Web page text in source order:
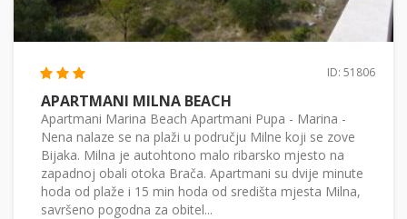
ID: 51806
APARTMANI MILNA BEACH
Apartmani Marina Beach Apartmani Pupa - Marina -
Nena nalaze se na plaži u području Milne koji se zove
Bijaka. Milna je autohtono malo ribarsko mjesto na
zapadnoj obali otoka Brača. Apartmani su dvije minute
hoda od plaže i 15 min hoda od središta mjesta Milna,
savršeno pogodna za obitel...